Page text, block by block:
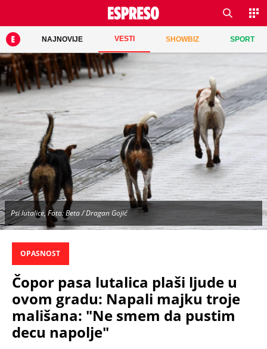
NAJNOVIJE VESTI SHOWBIZ SPORT
Psi lutalice, Foto: Beta / Dragan Gojić
OPASNOST
Čopor pasa lutalica plaši ljude u
ovom gradu: Napali majku troje
mališana: "Ne smem da pustim
decu napolje"